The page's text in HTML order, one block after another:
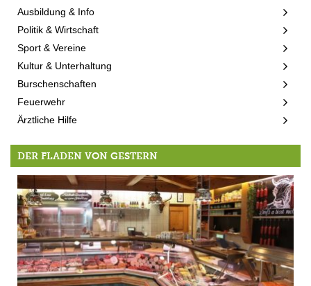
Ausbildung & Info
Politik & Wirtschaft
Sport & Vereine
Kultur & Unterhaltung
Burschenschaften
Feuerwehr
Ärztliche Hilfe
DER FLADEN VON GESTERN